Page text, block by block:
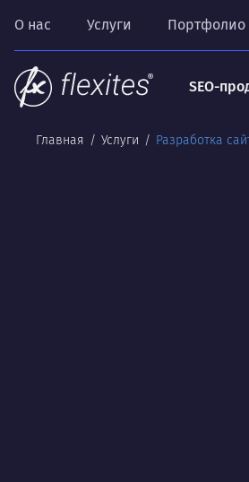
О нас Услуги Портфолио
SEO-
Главная Услуги Разработка